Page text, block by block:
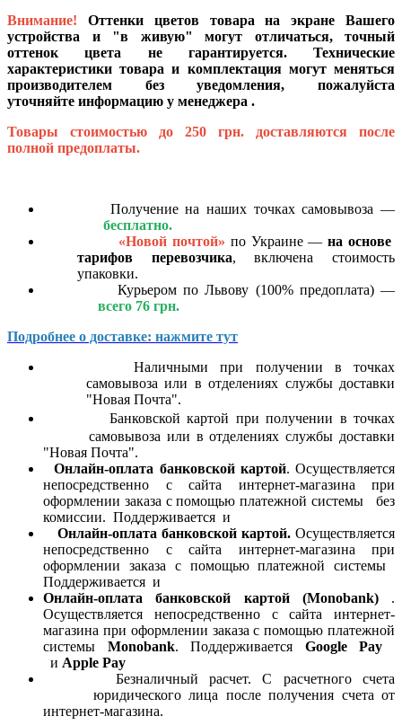
Внимание!
Оттенки цветов товара на экране Вашего
устройства и "в живую" могут отличаться, точный
оттенок цвета не гарантируется. Технические
характеристики товара и комплектация могут меняться
производителем без уведомления, пожалуйста
уточняйте информацию у менеджера .
Товары стоимостью до 250 грн. доставляются после
полной предоплаты.
Получение на наших точках самовывоза —
бесплатно.
«Новой почтой» по Украине —на основе
тарифов перевозчика, включена стоимость
упаковки.
Курьером по Львову (100% предоплата) —
всего 76 грн.
Подробнее о доставке: нажмите тут
Наличными при получении в точках
самовывоза или в отделениях службы доставки
"Новая Почта".
Банковской картой при получении в точках
самовывоза или в отделениях службы доставки
"Новая Почта".
Онлайн-оплата банковской картой. Осуществляется
непосредственно с сайта интернет-магазина при
оформлении заказа с помощью платежной системы
без
комиссии. Поддерживается и
Онлайн-оплата банковской картой.Осуществляется
непосредственно с сайта интернет-магазина при
оформлении заказа с помощью платежной системы
Поддерживается и
Онлайн-оплата банковской картой
(Monobank).
Осуществляется непосредственно с сайта интернет-
магазина при оформлении заказа с помощью платежной
системы Monobank. Поддерживается Google Pay
и Apple Pay
Безналичный расчет. С расчетного счета
юридического лица после получения счета от
интернет-магазина.